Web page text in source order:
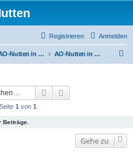
Anmelden
Registrieren
AO-Nutten in Nordrein-Westfalen AO-Nutten in Löhne
Suche
1 von 1
Beiträge.
Gehe zu